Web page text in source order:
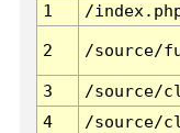
1
/
2 /source/
3 /source/
4
/source/